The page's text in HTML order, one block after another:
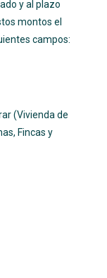
y al plazo
montos el
campos:
(Vivienda de
Fincas y